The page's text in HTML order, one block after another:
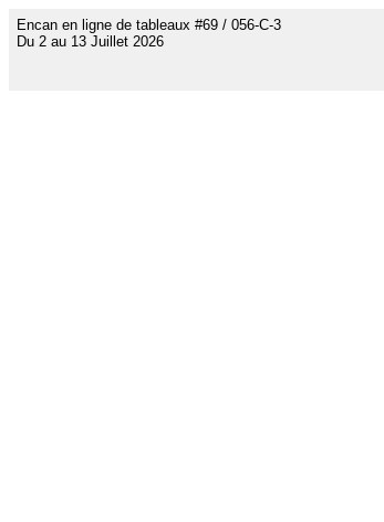
Encan en ligne de tableaux #69 / 056-C-3
Du 2 au 13 Juillet 2026